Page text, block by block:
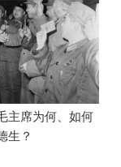
主席为何、如何
生？